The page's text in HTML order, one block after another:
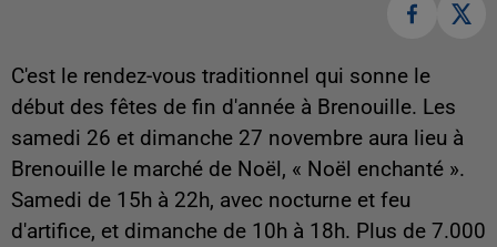
C'est le rendez-vous traditionnel qui sonne le
début des fêtes de fin d'année à Brenouille. Les
samedi 26 et dimanche 27 novembre aura lieu à
Brenouille le marché de Noël, « Noël enchanté ».
Samedi de 15h à 22h, avec nocturne et feu
d'artifice, et dimanche de 10h à 18h. Plus de 7.000